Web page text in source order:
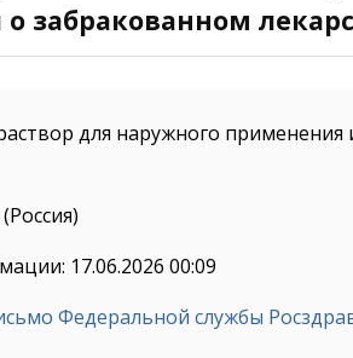
забракованном
для наружного применения
17.06.2026 00:09
Федеральной службы